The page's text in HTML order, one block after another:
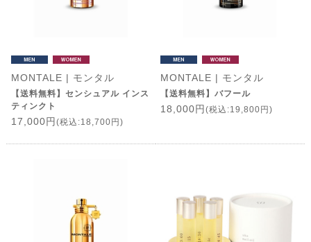
MONTALE | モンタル
【送料無料】センシュアル インス
ティンクト
17,000円 (税込:18,700円)
MONTALE | モンタル
【送料無料】バフール
18,000円 (税込:19,800円)